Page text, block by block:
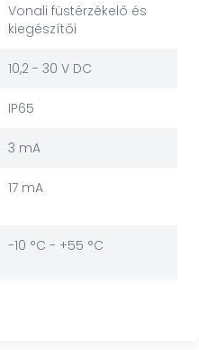
Vonali füstérzékelő és
kiegészítői
10,2 - 30 V DC
IP65
3 mA
17 mA
-10 °C - +55 °C